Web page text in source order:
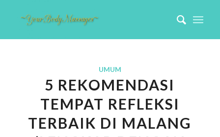
UMUM
5 REKOMENDASI
TEMPAT REFLEKSI
TERBAIK DI MALANG